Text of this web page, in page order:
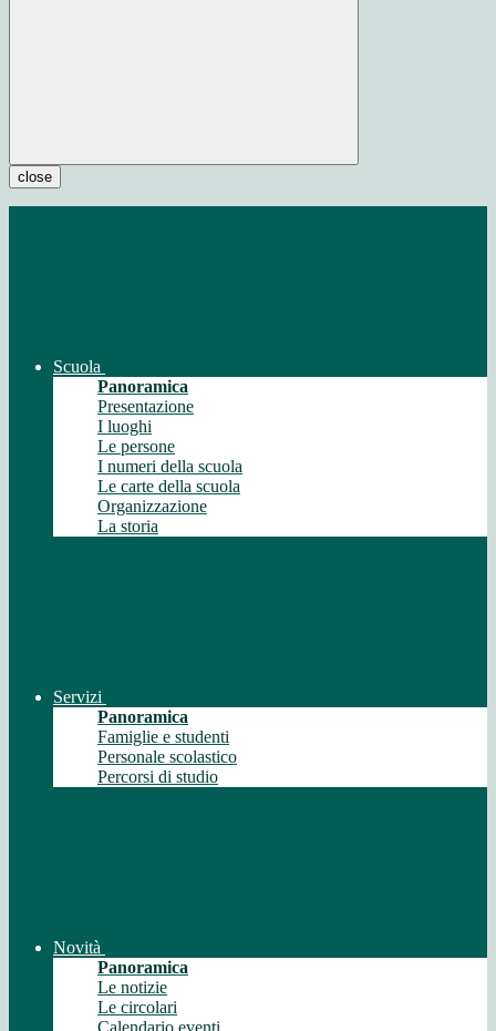
close
Scuola
Panoramica
Presentazione
I luoghi
Le persone
I numeri della scuola
Le carte della scuola
Organizzazione
La storia
Servizi
Panoramica
Famiglie e studenti
Personale scolastico
Percorsi di studio
Novità
Panoramica
Le notizie
Le circolari